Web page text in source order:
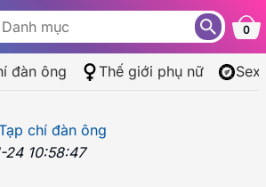
0
đàn ông Thế giới phụ nữ
chí đàn ông
24 10:58:47